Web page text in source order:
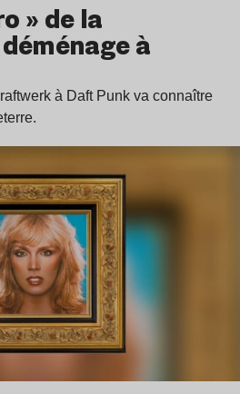
» de la
à
à Daft Punk va connaître